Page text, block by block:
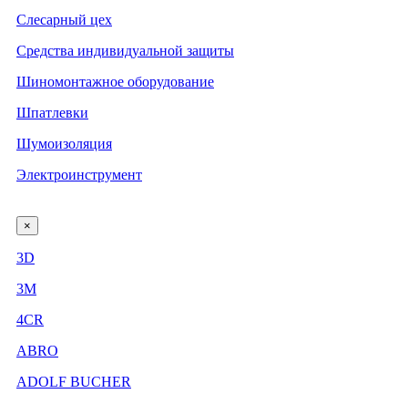
Слесарный цех
Средства индивидуальной защиты
Шиномонтажное оборудование
Шпатлевки
Шумоизоляция
Электроинструмент
×
3D
3М
4CR
ABRO
ADOLF BUCHER